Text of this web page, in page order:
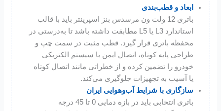
ابعاد و قطب‌بندی
باتری 12 ولت ون مرسدس بنز اسپرینتر باید با قالب
استاندارد L3 یا L5 مطابقت داشته باشد تا به‌درستی در
محفظه باتری قرار گیرد. قطب مثبت در سمت چپ و
طراحی پایه کوتاه، اتصال ایمن با سیستم الکتریکی
خودرو را تضمین کرده و از خطراتی مانند اتصال کوتاه
یا آسیب به تجهیزات جلوگیری می‌کند.
سازگاری با شرایط آب‌وهوایی ایران
باتری انتخابی باید در بازه دمایی 0 تا 45 درجه